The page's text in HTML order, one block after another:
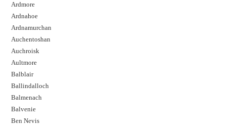
Ardmore
Ardnahoe
Ardnamurchan
Auchentoshan
Auchroisk
Aultmore
Balblair
Ballindalloch
Balmenach
Balvenie
Ben Nevis